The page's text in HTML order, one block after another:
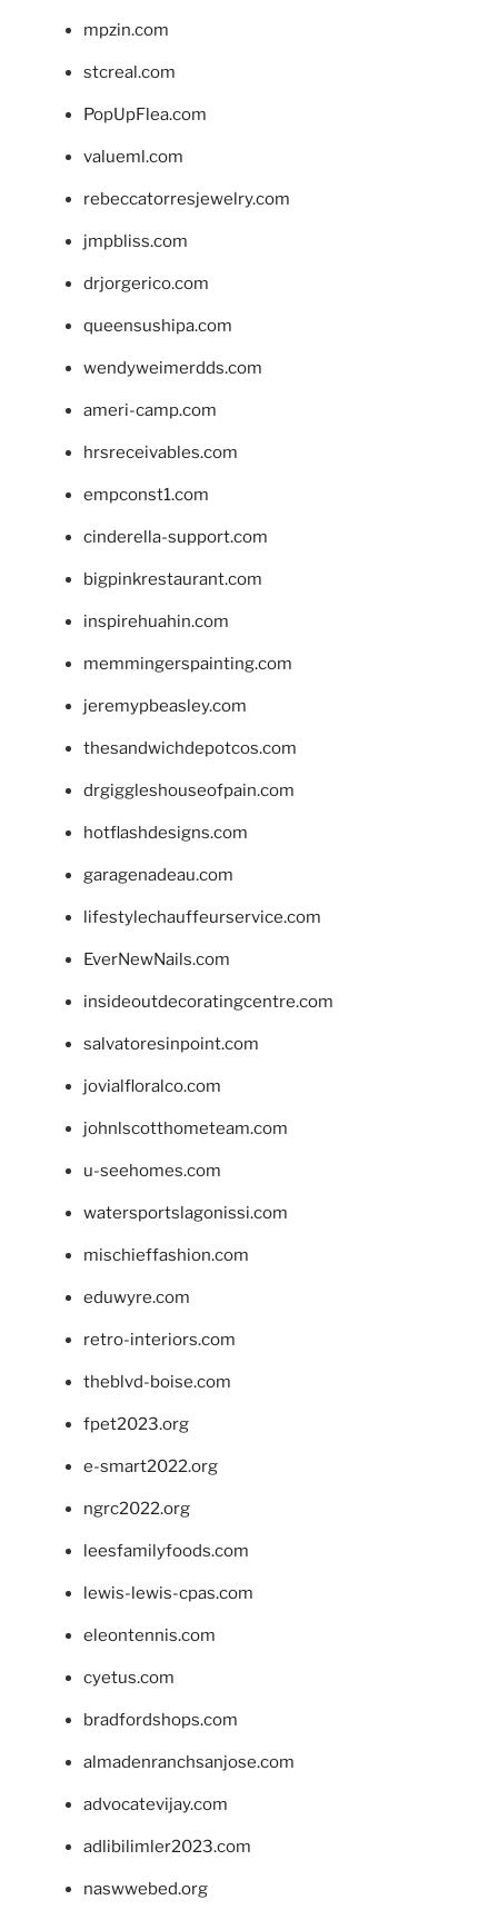
mpzin.com
stcreal.com
PopUpFlea.com
valueml.com
rebeccatorresjewelry.com
jmpbliss.com
drjorgerico.com
queensushipa.com
wendyweimerdds.com
ameri-camp.com
hrsreceivables.com
empconst1.com
cinderella-support.com
bigpinkrestaurant.com
inspirehuahin.com
memmingerspainting.com
jeremypbeasley.com
thesandwichdepotcos.com
drgiggleshouseofpain.com
hotflashdesigns.com
garagenadeau.com
lifestylechauffeurservice.com
EverNewNails.com
insideoutdecoratingcentre.com
salvatoresinpoint.com
jovialfloralco.com
johnlscotthometeam.com
u-seehomes.com
watersportslagonissi.com
mischieffashion.com
eduwyre.com
retro-interiors.com
theblvd-boise.com
fpet2023.org
e-smart2022.org
ngrc2022.org
leesfamilyfoods.com
lewis-lewis-cpas.com
eleontennis.com
cyetus.com
bradfordshops.com
almadenranchsanjose.com
advocatevijay.com
adlibilimler2023.com
naswwebed.org